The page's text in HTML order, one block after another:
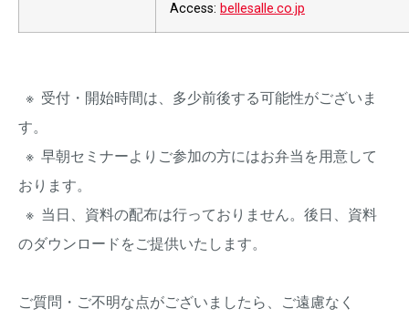
Access: bellesalle.co.jp
※ 受付・開始時間は、多少前後する可能性がございま
す。
※ 早朝セミナーよりご参加の方にはお弁当を用意して
おります。
※ 当日、資料の配布は行っておりません。後日、資料
のダウンロードをご提供いたします。
ご質問・ご不明な点がございましたら、ご遠慮なく